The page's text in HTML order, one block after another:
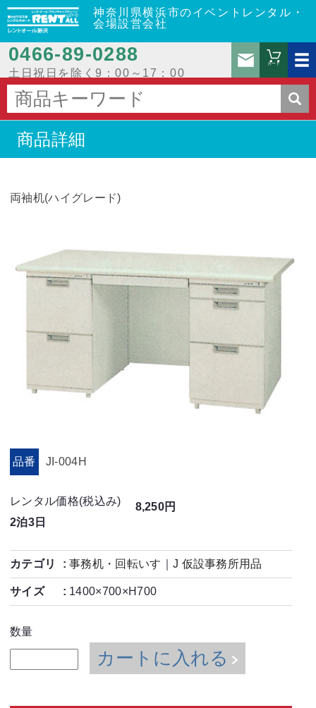
神奈川県横浜市のイベントレンタル・
会場設営会社
0466‐89‐0288
土日祝日を除く9：00～17：00
お問
カート
商品詳細
両袖机(ハイグレード)
品番 JI-004H
レンタル価格(税込み)
2泊3日
8,250円
カテゴリ 事務机・回転いす J 仮設事務所用品
サイズ 1400×700×H700
数量
カートに入れる